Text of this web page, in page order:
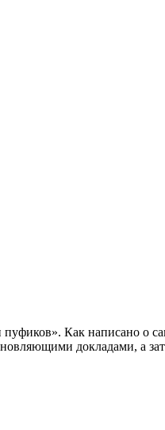
Как написано о
докладами, а